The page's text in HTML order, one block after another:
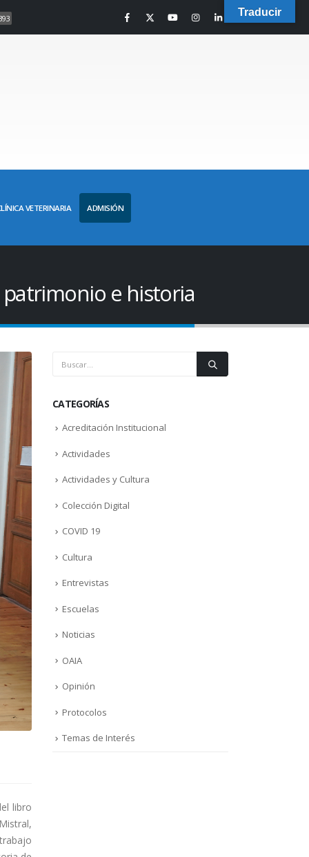
VETERINARIA ADMISIÓN
patrimonio e historia
libro
CATEGORÍAS
Acreditación Institucional
Actividades
Actividades y Cultura
Colección Digital
COVID 19
Cultura
Entrevistas
Escuelas
Noticias
OAIA
Opinión
Protocolos
Temas de Interés
Traducir